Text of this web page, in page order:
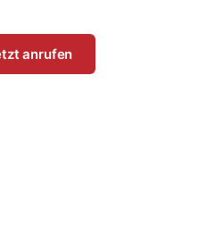
anrufen